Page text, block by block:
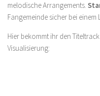
melodische Arrangements.
Fangemeinde sicher bei einem
Hier bekommt ihr den
Visualisierung: